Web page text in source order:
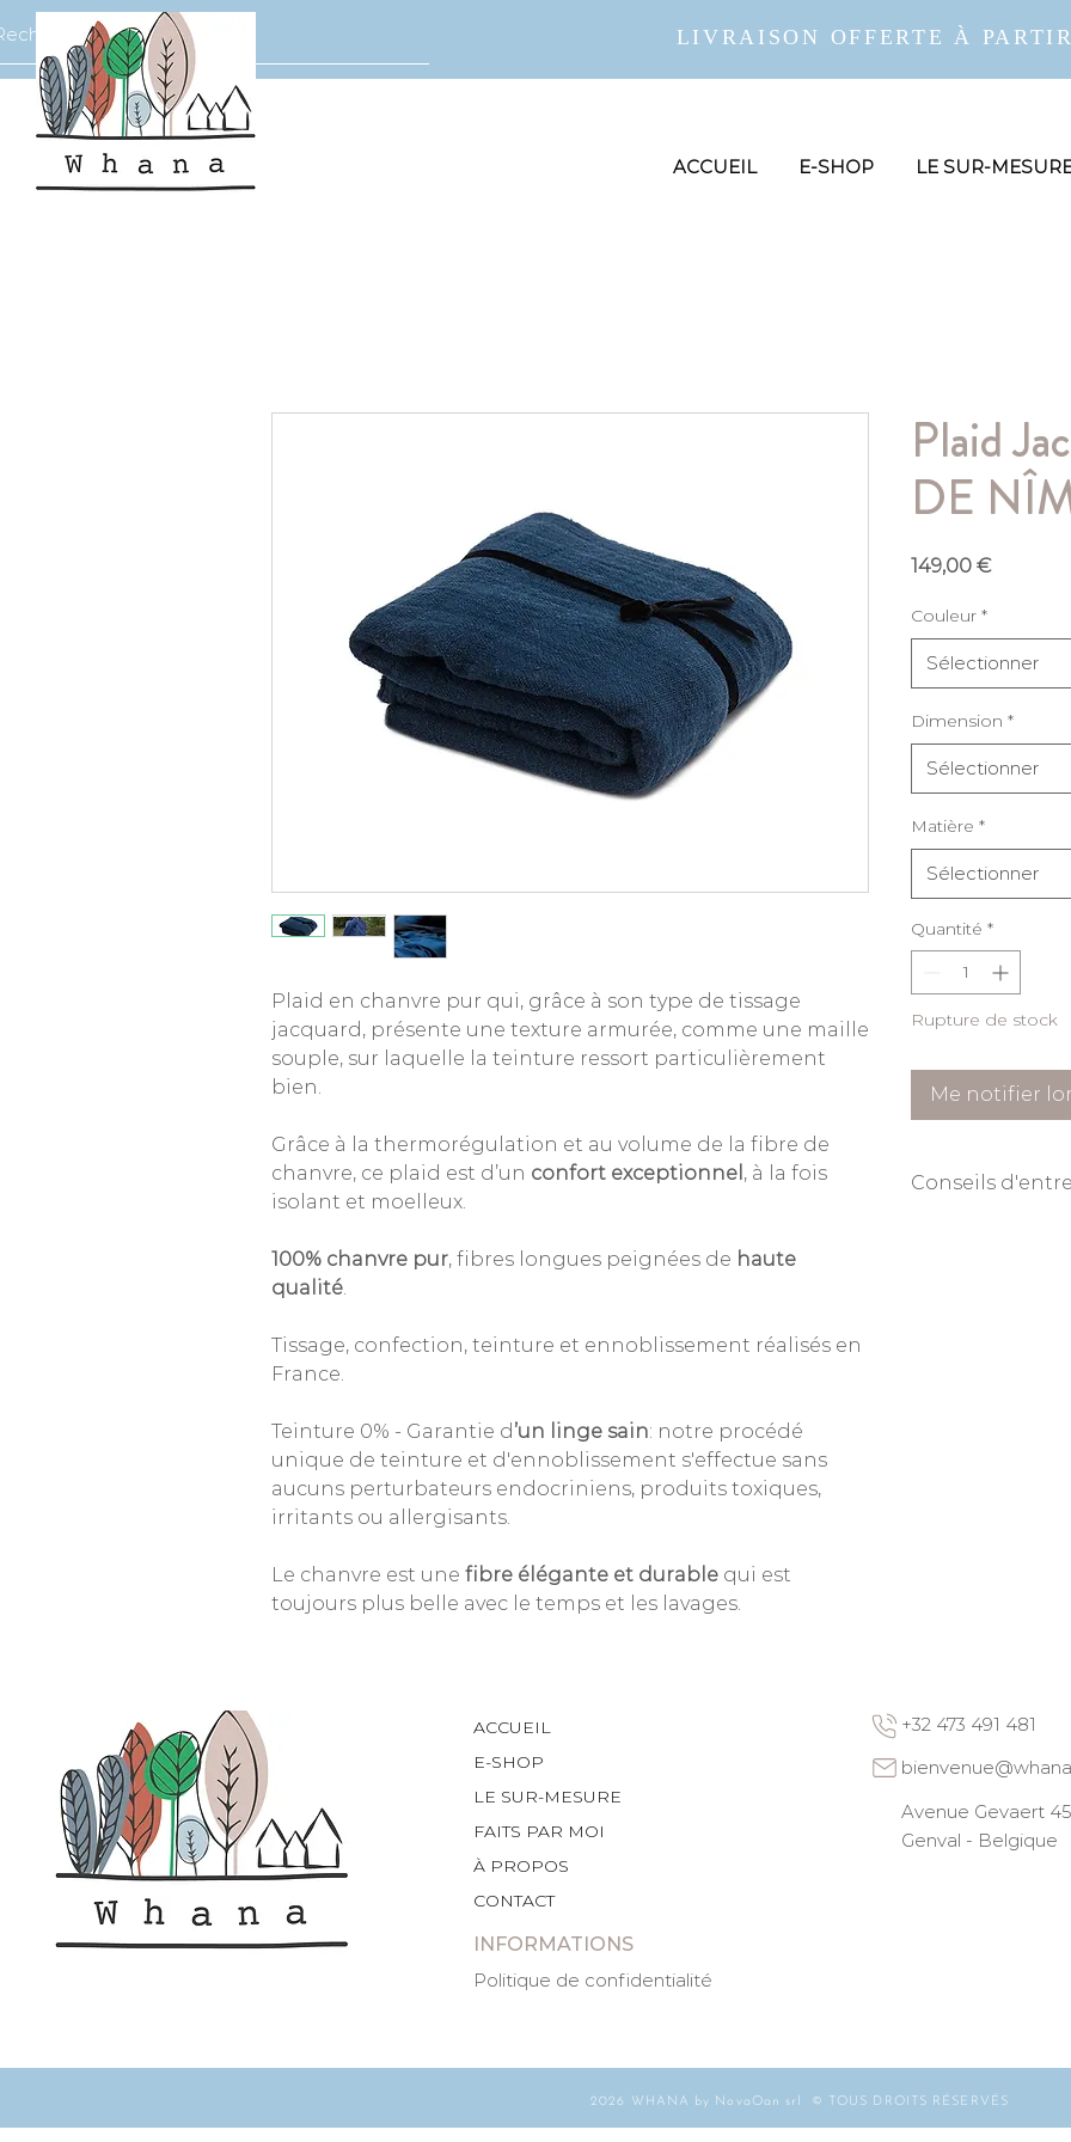
LIVRAISON OFFERTE À
ACCUEIL E-SHOP LE SUR-
Plaid en chanvre pur qui, grâce à son type de tissage
jacquard, présente une texture armurée, comme une maille
souple, sur laquelle la teinture ressort particulièrement
bien.
Grâce à la thermorégulation et au volume de la fibre de
chanvre, ce plaid est d’un confort exceptionnel , à la fois
isolant et moelleux.
100% chanvre pur, fibres longues peignées de haute
qualité.
Tissage, confection, teinture et ennoblissement réalisés en
France.
Teinture 0% - Garantie d ’un linge sain: notre procédé
unique de teinture et d'ennoblissement s'effectue sans
aucuns perturbateurs endocriniens, produits toxiques,
irritants ou allergisants.
Le chanvre est une fibre élégante et durable qui est
toujours plus belle avec le temps et les lavages.
Plaid
DE
149,00 €Prix
Couleur *
Sélectionner
Dimension *
Sélectionner
Matière *
Sélectionner
Quantité *
Rupture de stock
Me notifier
Conseils
ACCUEIL
E-SHOP
LE SUR-MESURE
FAITS PAR MOI
À PROPOS
CONTACT
INFORMATIONS
Politique de confidentialité
+32 473 491 481
Avenue Gevaert 45
Genval - Belgique
2026 WHANA by NovaOan srl © TOUS DROITS RÉSERVÉS